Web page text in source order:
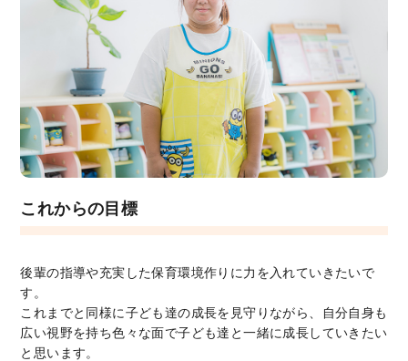
これからの目標
後輩の指導や充実した保育環境作りに力を入れていきたいで
す。
これまでと同様に子ども達の成長を見守りながら、自分自身も
広い視野を持ち色々な面で子ども達と一緒に成長していきたい
と思います。